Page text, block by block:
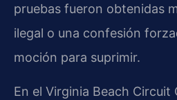
pruebas fueron obtenidas
ilegal o una confesión
moción para suprimir.
En el Virginia Beach